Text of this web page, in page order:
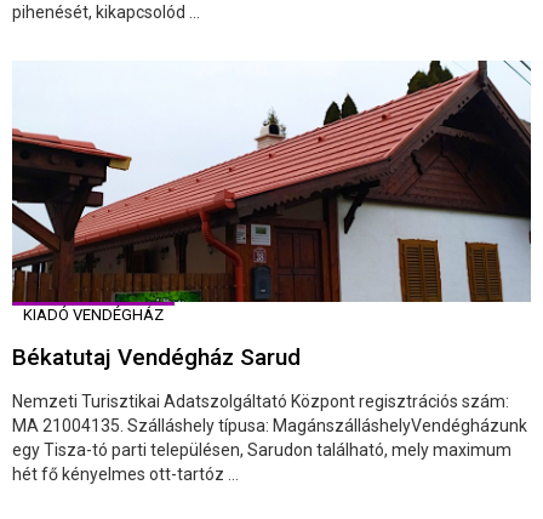
pihenését, kikapcsolód ...
KIADÓ VENDÉGHÁZ
Békatutaj Vendégház Sarud
Nemzeti Turisztikai Adatszolgáltató Központ regisztrációs szám:
MA 21004135. Szálláshely típusa: MagánszálláshelyVendégházunk
egy Tisza-tó parti településen, Sarudon található, mely maximum
hét fő kényelmes ott-tartóz ...